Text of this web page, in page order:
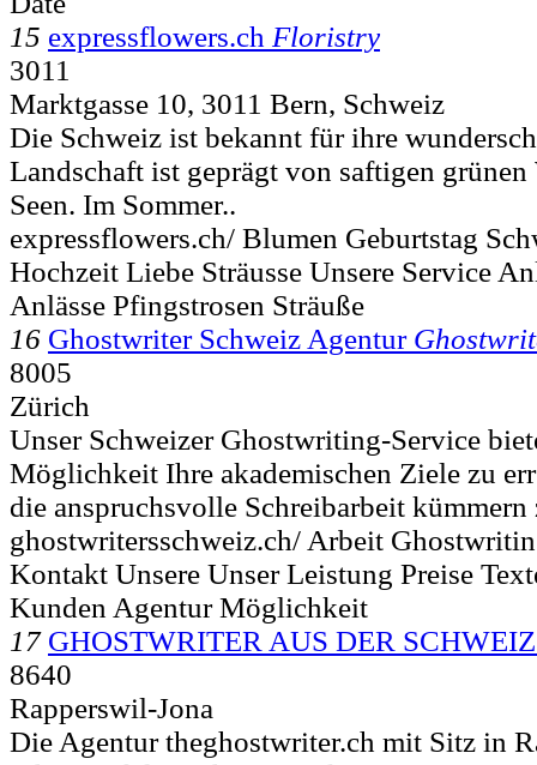
15 expressflowers.ch Floristry
3011
Marktgasse 10, 3011 Bern, Schweiz
Die Schweiz ist bekannt für ihre
Landschaft ist geprägt von saftigen
Seen. Im Sommer..
expressflowers.ch/ Blumen Geburtstag
Hochzeit Liebe Sträusse Unsere Service
Anlässe Pfingstrosen Sträuße
16 Ghostwriter Schweiz Agentur
8005
Zürich
Unser Schweizer Ghostwriting-Service
Möglichkeit Ihre akademischen Ziele zu
die anspruchsvolle Schreibarbeit kümmern
ghostwritersschweiz.ch/ Arbeit
Kontakt Unsere Unser Leistung Preise
Kunden Agentur Möglichkeit
17 GHOSTWRITER AUS DER SCHWEIZ
8640
Rapperswil-Jona
Die Agentur theghostwriter.ch mit Sitz in